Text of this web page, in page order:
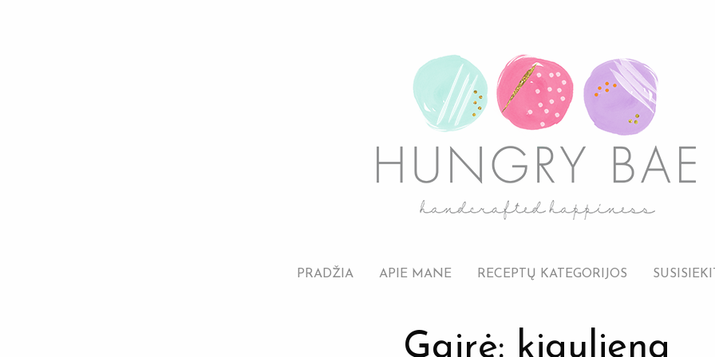
PRADŽIA APIE MANE RECEPTŲ KATEGORIJOS
Gairė: kiauliena